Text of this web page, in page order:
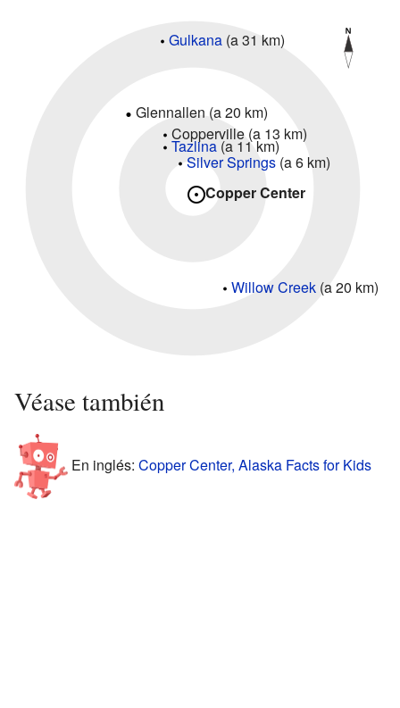
Copper Center
Copperville (a 13 km)
Glennallen (a 20 km)
Gulkana (a 31 km)
Silver Springs (a 6 km)
Tazlina(a 11 km)
Willow Creek(a 20 km)
Véase también
En inglés: Copper Center, Alaska Facts for Kids